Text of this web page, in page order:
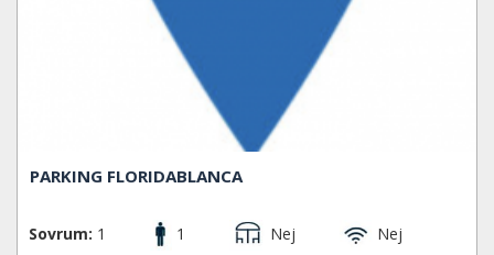
PARKING FLORIDABLANCA
Sovrum: 1 1 Nej
Nej